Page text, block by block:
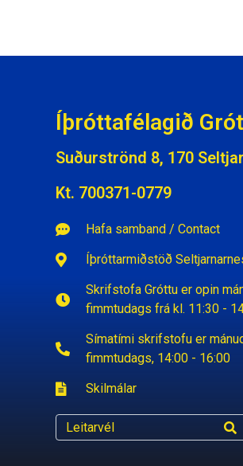
Íþróttafélagið
Suðurströnd 8, 170
Kt. 700371-0779
Hafa samband / Contact
Íþróttarmiðstöð
Skrifstofa Gróttu er opin
fimmtudags frá kl. 11:30 -
Símatími skrifstofu er
fimmtudags, 14:00 - 16:00
Skilmálar